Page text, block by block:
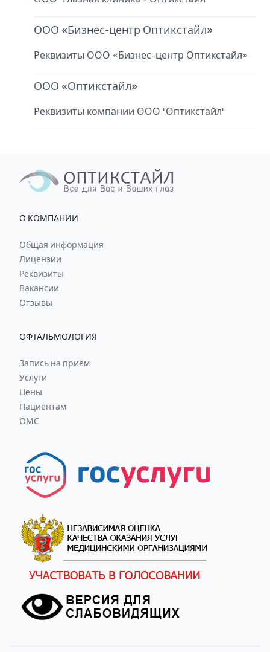
ООО «Бизнес-центр Оптикстайл»
Реквизиты ООО «Бизнес-центр Оптикстайл»
ООО «Оптикстайл»
Реквизиты компании ООО "Оптикстайл"
О КОМПАНИИ
Общая информация
Лицензии
Реквизиты
Вакансии
Отзывы
ОФТАЛЬМОЛОГИЯ
Запись на приём
Услуги
Цены
Пациентам
ОМС